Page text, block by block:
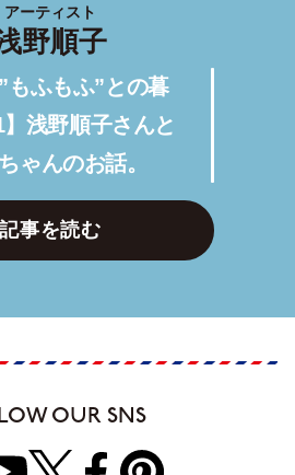
アーティスト
野順子
もふもふ”との暮
浅野順子さんと
ゃんのお話。
記事を読む
OUR SNS